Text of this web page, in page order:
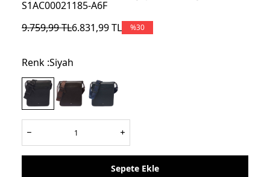
S1AC00021185-A6F
9.759,99TL6.831,99TL %30
Renk :Siyah
Sepete Ekle